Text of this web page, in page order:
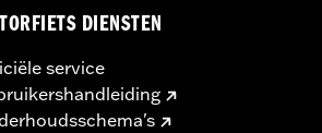
DIENSTEN
service